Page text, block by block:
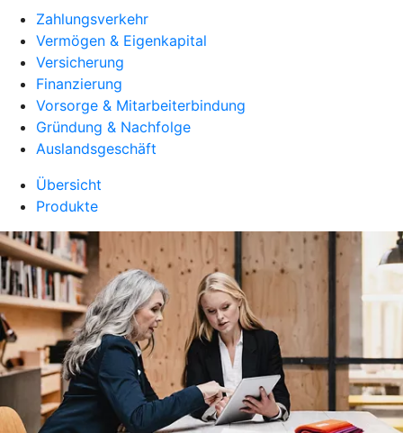
Zahlungsverkehr
Vermögen & Eigenkapital
Versicherung
Finanzierung
Vorsorge & Mitarbeiterbindung
Gründung & Nachfolge
Auslandsgeschäft
Übersicht
Produkte